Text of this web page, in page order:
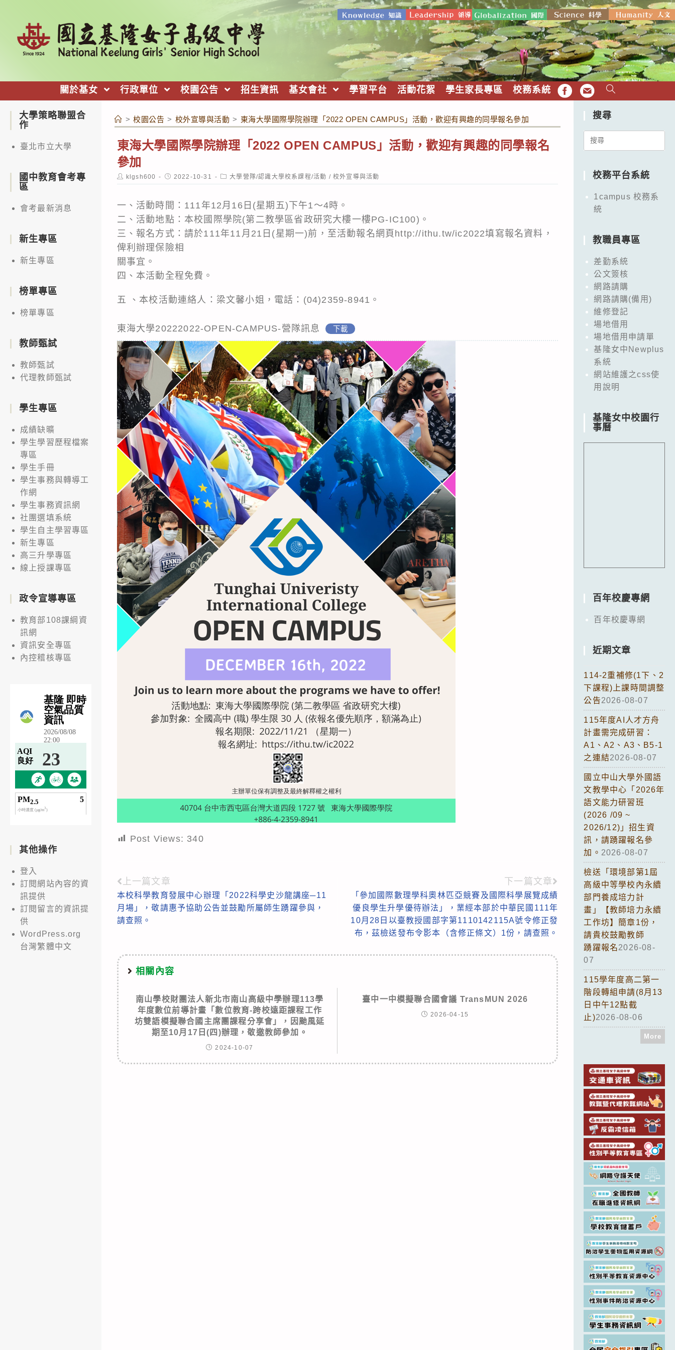
關於基女 行政單位 校園公告 招生資訊 基女會社 學習平台 活動花絮 學生家長專區 校務系統 FB EMAIL
> 校園公告 > 校外宣導與活動 > 東海大學國際學院辦理「2022 OPEN CAMPUS」活動，歡迎有興趣的同學報名參加
東海大學國際學院辦理「2022 OPEN CAMPUS」活動，歡迎有興趣的同學報名
參加
Post
author:
klgsh600
Post
published:
2022-10-31
Post
category:
大學營隊/認識大學校系課程/活動 / 校外宣導與活動
一、活動時間：111年12月16日(星期五)下午1〜4時。
二、活動地點：本校國際學院(第二教學區省政研究大樓一樓PG-IC100)。
三、報名方式：請於111年11月21日(星期一)前，至活動報名網頁 http://ithu.tw/ic2022填寫報名資料，
俾利辦理保險相
關事宜。
四、本活動全程免費。
五 、本校活動連絡人：梁文馨小姐，電話：(04)2359-8941。
東海大學20222022-OPEN-CAMPUS-營隊訊息 下載
Post Views: 340
Read
more
articles
上一篇文章
本校科學教育發展中心辦理「2022科學史沙龍講座─11
月場」，敬請惠予協助公告並鼓勵所屬師生踴躍參與，
請查照。
下一篇文章
「參加國際數理學科奧林匹亞競賽及國際科學展覽成績
優良學生升學優待辦法」，業經本部於中華民國111年
10月28日以臺教授國部字第1110142115A號令修正發
布，茲檢送發布令影本（含修正條文）1份，請查照。
相關內容
南山學校財團法人新北市南山高級中學辦理113學
年度數位前導計畫「數位教育-跨校遠距課程工作
坊雙語模擬聯合國主席團課程分享會」，因颱風延
期至10月17日(四)辦理，敬邀教師參加。
2024-10-07
臺中一中模擬聯合國會議 TransMUN 2026
2026-04-15
大學策略聯盟合
作
臺北市立大學
國中教育會考專
區
會考最新消息
新生專區
新生專區
榜單專區
榜單專區
教師甄試
教師甄試
代理教師甄試
學生專區
成績缺曠
學生學習歷程檔案
專區
學生手冊
學生事務與轉導工
作網
學生事務資訊網
社團選填系統
學生自主學習專區
新生專區
高三升學專區
線上授課專區
政令宣導專區
教育部108課綱資
訊網
資訊安全專區
內控稽核專區
其他操作
登入
訂閱網站內容的資
訊提供
訂閱留言的資訊提
供
WordPress.org
台灣繁體中文
搜尋
Search
校務平台系統
1campus 校務系
統
教職員專區
差勤系統
公文簽核
網路請購
網路請購(備用)
維修登記
場地借用
場地借用申請單
基隆女中Newplus
系統
網站維護之css使
用說明
基隆女中校園行
事曆
百年校慶專網
百年校慶專網
近期文章
114-2重補修(1下、2
下課程)上課時間調整
公告2026-08-07
115年度AI人才方舟
計畫需完成研習：
A1、A2、A3、B5-1
之連結2026-08-07
國立中山大學外國語
文教學中心「2026年
語文能力研習班
(2026 /09 ~
2026/12)」招生資
訊，請踴躍報名參
加。 2026-08-07
檢送「環境部第1屆
高級中等學校內永續
部門養成培力計
畫」【教師培力永續
工作坊】簡章1份，
請貴校鼓勵教師
踴躍報名2026-08-
07
115學年度高二第一
階段轉組申請(8月13
日中午12點截
止)2026-08-06
More